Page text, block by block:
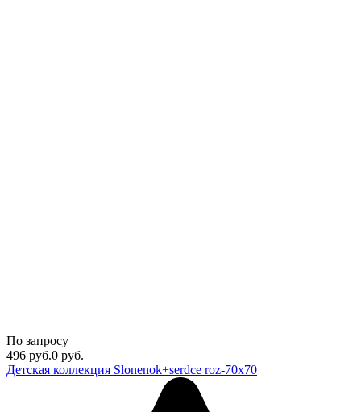
По запросу
496 руб.0 руб.
Детская коллекция Slonenok+serdce roz-70x70